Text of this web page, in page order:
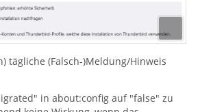
tägliche (Falsch-)Meldung/Hinweis
in about:config auf "false" zu